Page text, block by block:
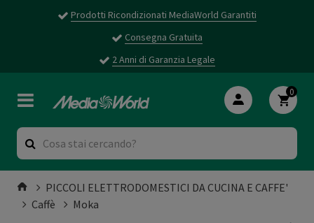
Prodotti Ricondizionati MediaWorld Garantiti
Consegna Gratuita
2 Anni di Garanzia Legale
0
PICCOLI ELETTRODOMESTICI DA CUCINA E CAFFE'
Caffè
Moka